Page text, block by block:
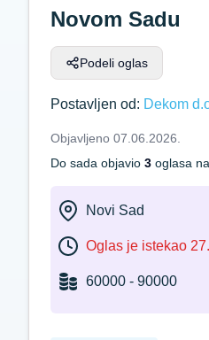
Novom Sadu
Podeli oglas
Postavljen od: Dekom
Objavljeno 07.06.2026.
Do sada objavio 3 oglasa
Novi Sad
Oglas je istekao
60000 - 90000